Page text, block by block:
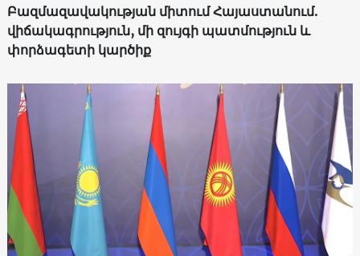
Բազմազավակության միտում Հայաստանում.
վիճակագրություն, մի զույգի պատմություն և
փորձագետի կարծիք